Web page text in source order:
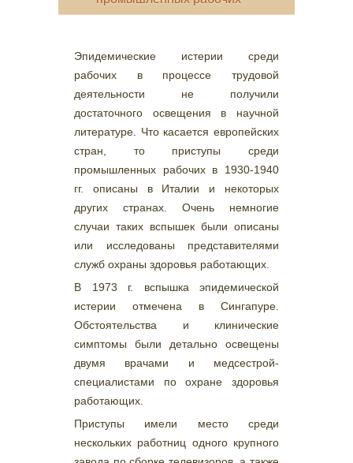
Эпидемические истерии среди
рабочих в процессе трудовой
деятельности не получили
достаточного освещения в научной
литературе. Что касается европейских
стран, то приступы среди
промышленных рабочих в 1930-1940
гг. описаны в Италии и некоторых
других странах. Очень немногие
случаи таких вспышек были описаны
или исследованы представителями
служб охраны здоровья работающих.
В 1973 г. вспышка эпидемической
истерии отмечена в Сингапуре.
Обстоятельства и клинические
симптомы были детально освещены
двумя врачами и медсестрой-
специалистами по охране здоровья
работающих.
Приступы имели место среди
нескольких работниц одного крупного